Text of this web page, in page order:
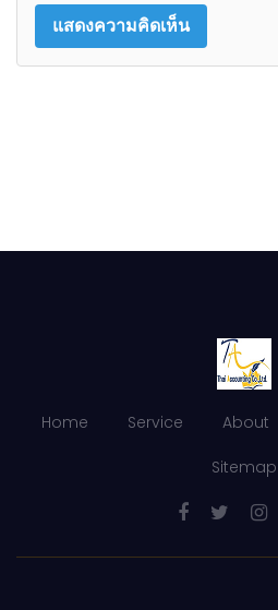
Home Service About
Sitemap